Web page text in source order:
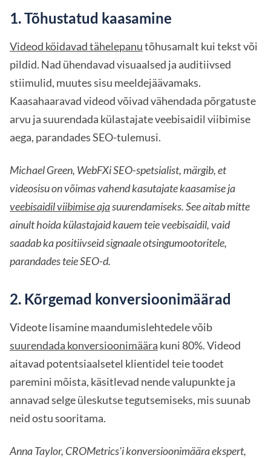
1. Tõhustatud kaasamine
Videod köidavad tähelepanutõhusamalt kui tekst või
pildid. Nad ühendavad visuaalsed ja auditiivsed
stiimulid, muutes sisu meeldejäävamaks.
Kaasahaaravad videod võivad vähendada põrgatuste
arvu ja suurendada külastajate veebisaidil viibimise
aega, parandades SEO-tulemusi.
Michael Green, WebFXi SEO-spetsialist, märgib, et
videosisu on võimas vahend kasutajate kaasamise ja
veebisaidil viibimise ajasuurendamiseks. See aitab mitte
ainult hoida külastajaid kauem teie veebisaidil, vaid
saadab ka positiivseid signaale otsingumootoritele,
parandades teie SEO-d.
2. Kõrgemad konversioonimäärad
Videote lisamine maandumislehtedele võib
suurendada konversioonimäära kuni 80%. Videod
aitavad potentsiaalsetel klientidel teie toodet
paremini mõista, käsitlevad nende valupunkte ja
annavad selge üleskutse tegutsemiseks, mis suunab
neid ostu sooritama.
Anna Taylor, CROMetrics'i konversioonimäära ekspert,